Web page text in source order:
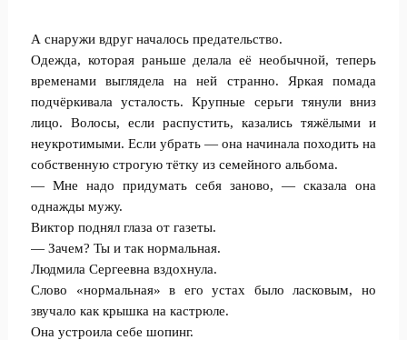
А снаружи вдруг началось предательство.
Одежда, которая раньше делала её необычной, теперь
временами выглядела на ней странно. Яркая помада
подчёркивала усталость. Крупные серьги тянули вниз
лицо. Волосы, если распустить, казались тяжёлыми и
неукротимыми. Если убрать — она начинала походить на
собственную строгую тётку из семейного альбома.
— Мне надо придумать себя заново, — сказала она
однажды мужу.
Виктор поднял глаза от газеты.
— Зачем? Ты и так нормальная.
Людмила Сергеевна вздохнула.
Слово «нормальная» в его устах было ласковым, но
звучало как крышка на кастрюле.
Она устроила себе шопинг.